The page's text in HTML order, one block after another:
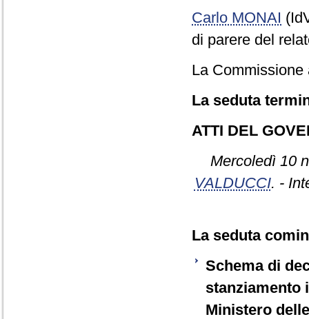
Carlo MONAI
di parere del
La Commissione
La seduta
ATTI DEL
Mercoledì 10
VALDUCCI. -
La seduta
Schema di
stanziamento
Ministero